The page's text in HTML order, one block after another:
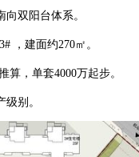
双阳台体系。
，建面约270㎡。
，单套4000万起步。
别。